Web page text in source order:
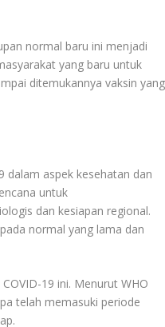
normal baru ini menjadi
yang baru untuk
ditemukannya vaksin yang
dalam aspek kesehatan dan
untuk
dan kesiapan regional.
normal yang lama dan
19 ini. Menurut WHO
telah memasuki periode